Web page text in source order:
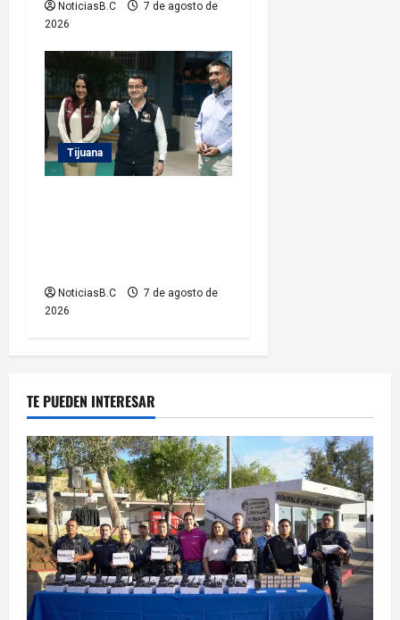
NoticiasB.C
7 de agosto de
2026
Tijuana
NoticiasB.C
7 de agosto de
2026
TE PUEDEN INTERESAR